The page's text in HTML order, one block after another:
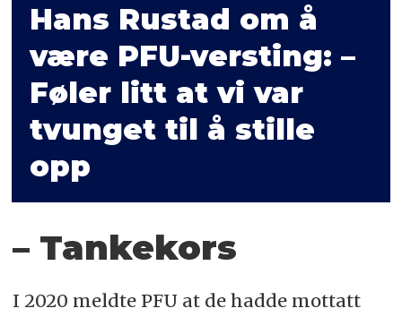
Hans Rustad om å
være PFU-versting: –
Føler litt at vi var
tvunget til å stille
opp
– Tankekors
I 2020 meldte PFU at de hadde mottatt